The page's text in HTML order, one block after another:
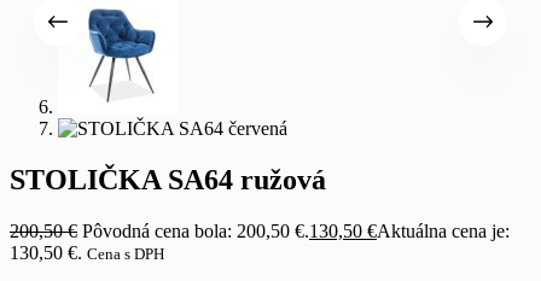
STOLIČKA SA64 ružová
200,50€ Pôvodná cena bola: 200,50 €.130,50 €Aktuálna cena je:
130,50 €. Cena s DPH